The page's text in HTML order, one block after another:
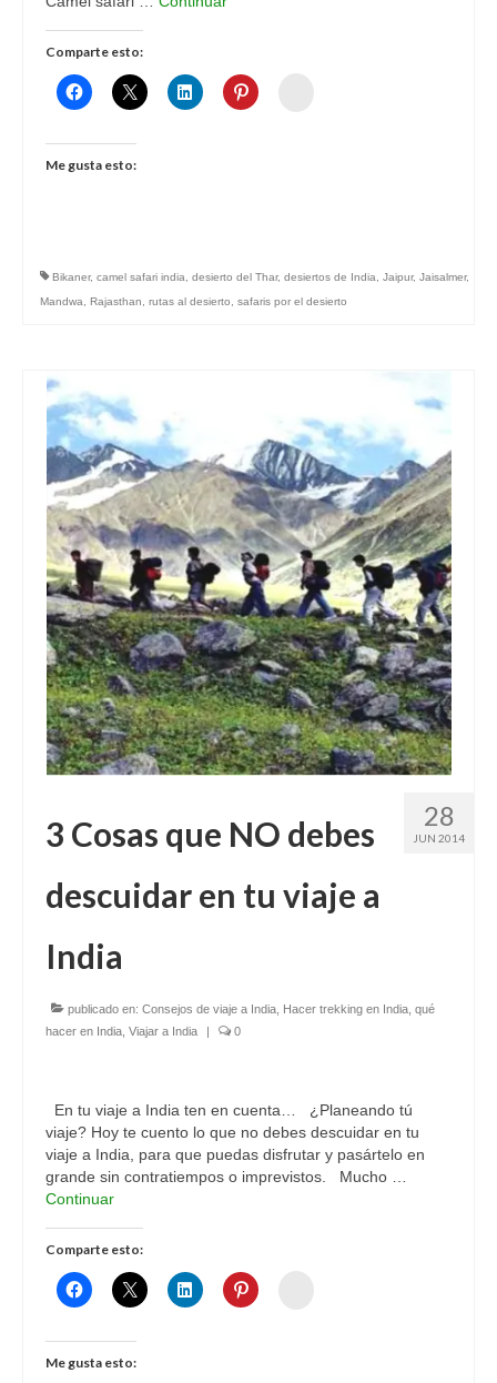
Comparte esto:
Me gusta esto:
Bikaner, camel safari india desierto del Thar, desiertos de India Jaipur, Jaisalmer,
Mandwa
Rajasthan rutas al desierto safaris por el desierto
28
JUN 2014
3 Cosas que NO debes
descuidar en tu viaje a
India
publicado en: Consejos de viaje a India Hacer trekking en India qué
hacer en India Viajar a India | 0
En tu viaje a India ten en cuenta… ¿Planeando tú
viaje? Hoy te cuento lo que no debes descuidar en tu
viaje a India, para que puedas disfrutar y pasártelo en
grande sin contratiempos o imprevistos. Mucho …
Continuar
Comparte esto:
Me gusta esto: